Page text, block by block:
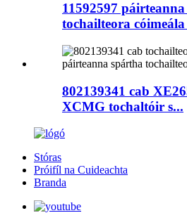
11592597
tochailteora
802139341 cab
XCMG tochaltóir s...
Stóras
Próifíl na Cuideachta
Branda